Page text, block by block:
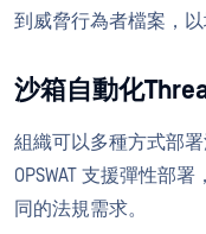
到威脅行為者檔案，以
沙箱自動化
組織可以多種方式部
OPSWAT 支援彈性部
同的法規需求。